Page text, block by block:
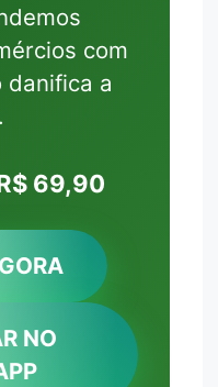
com
danifica a
69,90
NO